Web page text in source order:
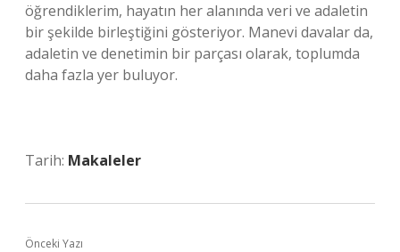
öğrendiklerim, hayatın her alanında veri ve adaletin
bir şekilde birleştiğini gösteriyor. Manevi davalar da,
adaletin ve denetimin bir parçası olarak, toplumda
daha fazla yer buluyor.
Tarih: Makaleler
Önceki Yazı